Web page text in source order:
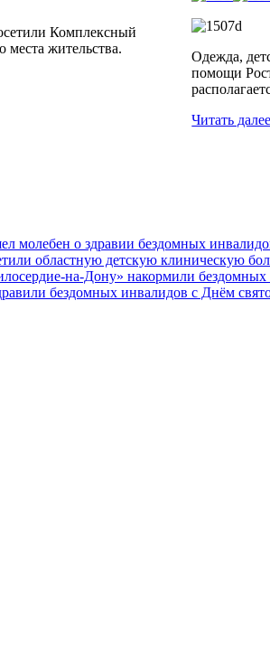
Комплексный
жительства.
Одежда,
помощи
Читать
молебен о здравии бездомных
областную детскую клиническую
на-Дону» накормили
бездомных инвалидов с Днём